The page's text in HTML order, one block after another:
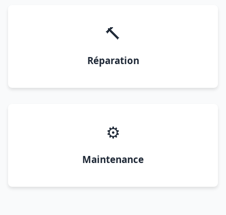
🔨
Réparation
⚙️
Maintenance